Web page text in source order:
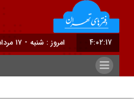
4:02:17 برابر با : Sa